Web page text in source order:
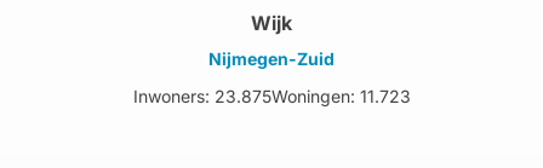
Wijk
Nijmegen-Zuid
Inwoners: 23.875Woningen: 11.723